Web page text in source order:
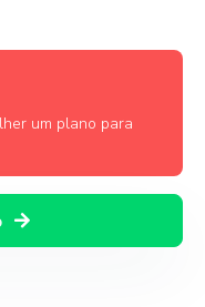
um plano para